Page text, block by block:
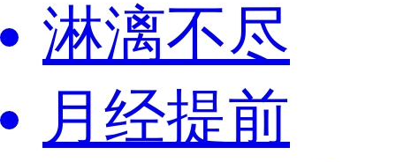
淋漓不尽
月经提前